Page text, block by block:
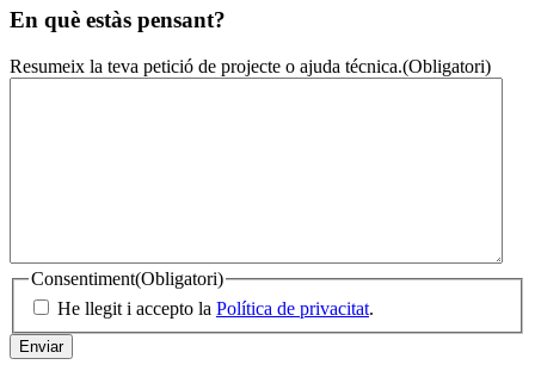
En què estàs pensant?
Resumeix la teva petició de projecte o ajuda técnica.(Obligatori)
Consentiment(Obligatori)
He llegit i accepto la Política de privacitat.